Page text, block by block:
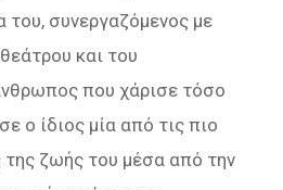
του, συνεργαζόμενος με
και του
που χάρισε τόσο
ο ίδιος μία από τις πιο
ζωής του μέσα από την